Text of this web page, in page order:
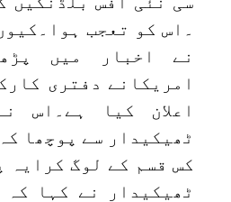
۔اس کو تعجب
نے اخبار میں
امریکانے دفتری
اعلان کیا ہے۔اس
ٹھیکیدار سے پوچھا
کس قسم کے لوگ کرایہ
ٹھیکیدار نے کہا